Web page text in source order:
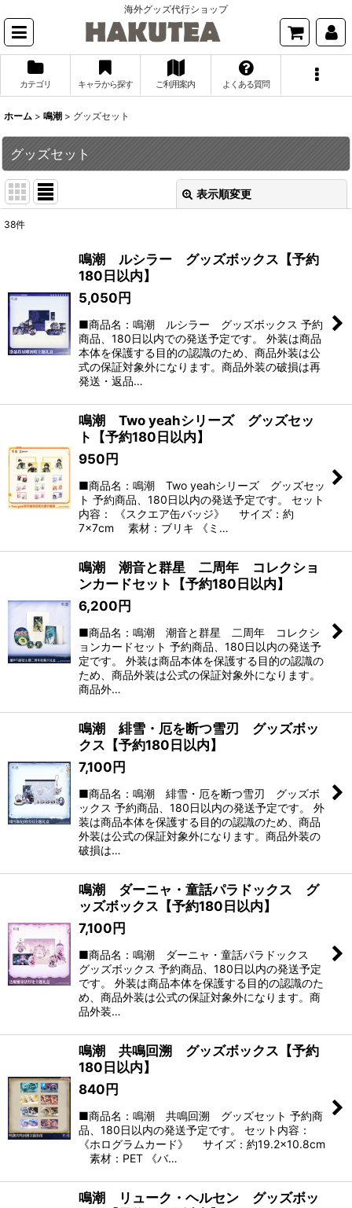
海外グッズ代行ショップ
カテゴリ キャラから探す ご利用案内 よくある質問
ホーム > 鳴潮 > グッズセット
グッズセット
表示順変更
絞り込む
38件
鳴潮 ルシラー グッズボックス【予約
180日以内】
5,050 円
■商品名：鳴潮 ルシラー グッズボックス 予約
商品、180日以内での発送予定です。 外装は商品
本体を保護する目的の認識のため、商品外装は公
式の保証対象外になります。商品外装の破損は再
発送・返品…
鳴潮 Two yeahシリーズ グッズセッ
ト【予約180日以内】
950 円
■商品名：鳴潮 Two yeahシリーズ グッズセッ
ト 予約商品、180日以内の発送予定です。 セット
内容： 《スクエア缶バッジ》 サイズ：約
7×7cm 素材：ブリキ 《ミ…
鳴潮 潮音と群星 二周年 コレクショ
ンカードセット【予約180日以内】
6,200 円
■商品名：鳴潮 潮音と群星 二周年 コレクシ
ョンカードセット 予約商品、180日以内の発送予
定です。 外装は商品本体を保護する目的の認識の
ため、商品外装は公式の保証対象外になります。
商品外…
鳴潮 緋雪・厄を断つ雪刃 グッズボッ
クス【予約180日以内】
7,100 円
■商品名：鳴潮 緋雪・厄を断つ雪刃 グッズボ
ックス 予約商品、180日以内の発送予定です。 外
装は商品本体を保護する目的の認識のため、商品
外装は公式の保証対象外になります。商品外装の
破損は…
鳴潮 ダーニャ・童話パラドックス グ
ッズボックス【予約180日以内】
7,100 円
■商品名：鳴潮 ダーニャ・童話パラドックス
グッズボックス 予約商品、180日以内の発送予定
です。 外装は商品本体を保護する目的の認識のた
め、商品外装は公式の保証対象外になります。商
品外装…
鳴潮 共鳴回溯 グッズボックス【予約
180日以内】
840 円
■商品名：鳴潮 共鳴回溯 グッズセット 予約商
品、180日以内の発送予定です。 セット内容：
《ホログラムカード》 サイズ：約19.2×10.8cm
素材：PET 《バ…
鳴潮 リューク・ヘルセン グッズボッ